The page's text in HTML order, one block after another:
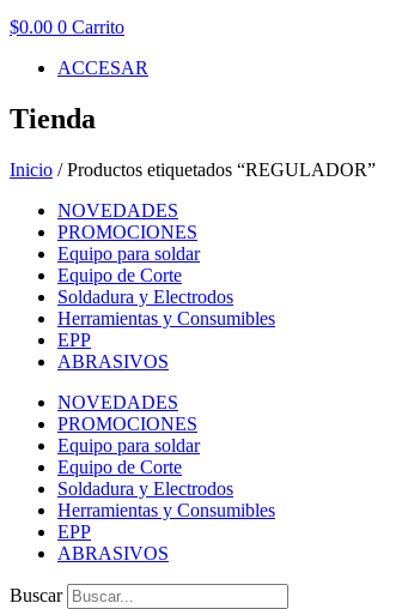
$0.00 0 Carrito
ACCESAR
Tienda
Inicio / Productos etiquetados “REGULADOR”
NOVEDADES
PROMOCIONES
Equipo para soldar
Equipo de Corte
Soldadura y Electrodos
Herramientas y Consumibles
EPP
ABRASIVOS
NOVEDADES
PROMOCIONES
Equipo para soldar
Equipo de Corte
Soldadura y Electrodos
Herramientas y Consumibles
EPP
ABRASIVOS
Buscar